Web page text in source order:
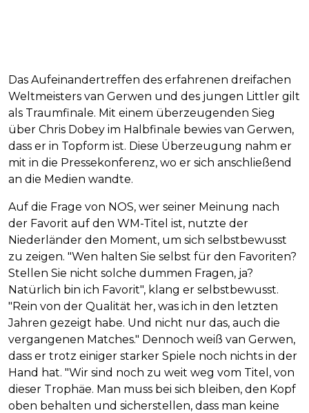
Das Aufeinandertreffen des erfahrenen dreifachen
Weltmeisters van Gerwen und des jungen Littler gilt
als Traumfinale. Mit einem überzeugenden Sieg
über Chris Dobey im Halbfinale bewies van Gerwen,
dass er in Topform ist. Diese Überzeugung nahm er
mit in die Pressekonferenz, wo er sich anschließend
an die Medien wandte.
Auf die Frage von NOS, wer seiner Meinung nach
der Favorit auf den WM-Titel ist, nutzte der
Niederländer den Moment, um sich selbstbewusst
zu zeigen. "Wen halten Sie selbst für den Favoriten?
Stellen Sie nicht solche dummen Fragen, ja?
Natürlich bin ich Favorit", klang er selbstbewusst.
"Rein von der Qualität her, was ich in den letzten
Jahren gezeigt habe. Und nicht nur das, auch die
vergangenen Matches." Dennoch weiß van Gerwen,
dass er trotz einiger starker Spiele noch nichts in der
Hand hat. "Wir sind noch zu weit weg vom Titel, von
dieser Trophäe. Man muss bei sich bleiben, den Kopf
oben behalten und sicherstellen, dass man keine